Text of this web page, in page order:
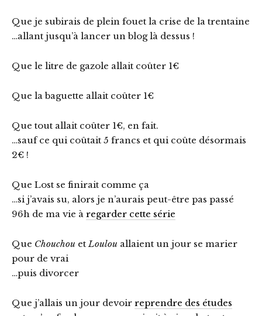
Que je subirais de plein fouet la crise de la trentaine
…allant jusqu’à lancer un blog là dessus !
Que le litre de gazole allait coûter 1€
Que la baguette allait coûter 1€
Que tout allait coûter 1€, en fait.
…sauf ce qui coûtait 5 francs et qui coûte désormais
2€ !
Que Lost se finirait comme ça
…si j’avais su, alors je n’aurais peut-être pas passé
96h de ma vie à regarder cette série
Que Chouchou etLoulou allaient un jour se marier
pour de vrai
…puis divorcer
Que j’allais un jour devoir reprendre des études